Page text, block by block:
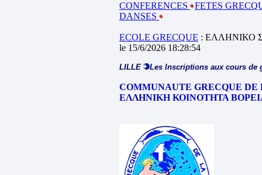
CONFERENCES
FETES
DANSES
ECOLE GRECQUE : ΕΛΛΗΝΙΚΟ
le 15/6/2026 18:28:54
LILLE Les Inscriptions aux cours de
COMMUNAUTE GRECQUE DE
ΕΛΛΗΝΙΚΗ ΚΟΙΝΟΤΗΤΑ